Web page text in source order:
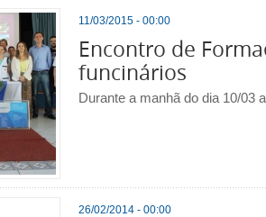
11/03/2015 - 00:00
Encontro de
funcinários
Durante a manhã do dia 10/03
26/02/2014 - 00:00